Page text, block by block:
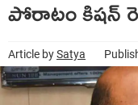
పోరాటం కిష‌న్
Article bySatya